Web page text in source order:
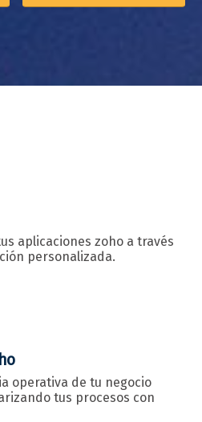
aplicaciones zoho a través
personalizada.
operativa de tu negocio
tus procesos con